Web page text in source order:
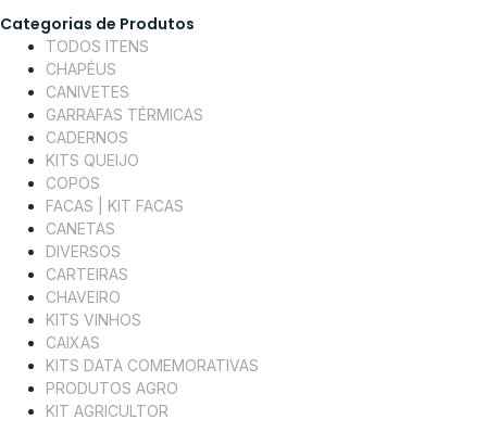
Categorias de Produtos
TODOS ITENS
CHAPÉUS
CANIVETES
GARRAFAS TÉRMICAS
CADERNOS
KITS QUEIJO
COPOS
FACAS | KIT FACAS
CANETAS
DIVERSOS
CARTEIRAS
CHAVEIRO
KITS VINHOS
CAIXAS
KITS DATA COMEMORATIVAS
PRODUTOS AGRO
KIT AGRICULTOR